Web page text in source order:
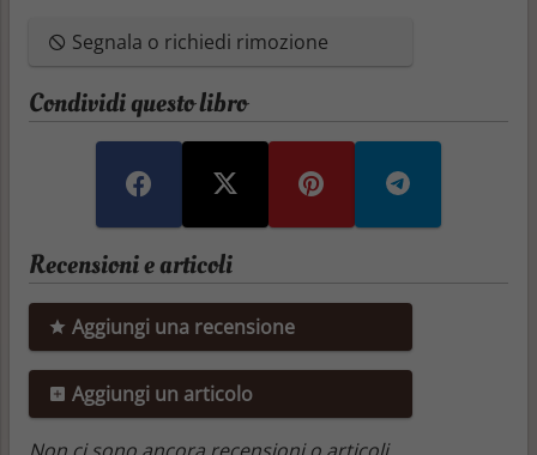
Segnala o richiedi rimozione
Condividi questo libro
Recensioni e articoli
Aggiungi una recensione
Aggiungi un articolo
Non ci sono ancora recensioni o articoli